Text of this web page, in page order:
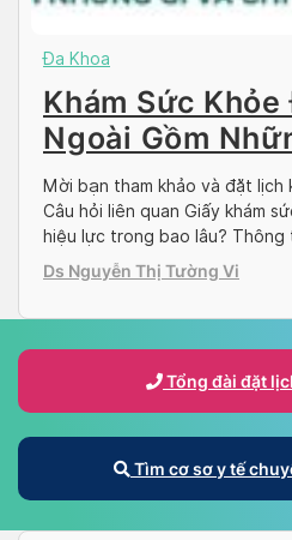
Đa Khoa
Khám Sức
Ngoài Gồm
Phí
Mời bạn tham khảo và đặt lịch
Câu hỏi liên quan Giấy khám
hiệu lực trong bao lâu? Thông
khỏe đi xuất khẩu lao động
12 tháng, tùy theo yêu cầu
Ds Nguyễn Thị Tường Vi
Tổng đài đặt
Tìm cơ sơ y tế